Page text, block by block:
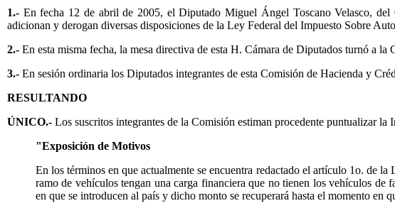
1.- En fecha 12 de abril de 2005, el Diputado Miguel Ángel Toscano Velasco,
adicionan y derogan diversas disposiciones de la Ley Federal del Impuesto Sobre
2.- En esta misma fecha, la mesa directiva de esta H. Cámara de Diputados turnó a
3.- En sesión ordinaria los Diputados integrantes de esta Comisión de Hacienda y
RESULTANDO
ÚNICO.- Los suscritos integrantes de la Comisión estiman procedente puntualizar
"Exposición de Motivos
En los términos en que actualmente se encuentra redactado el artículo 1o. de
ramo de vehículos tengan una carga financiera que no tienen los vehículos
en que se introducen al país y dicho monto se recuperará hasta el momento en